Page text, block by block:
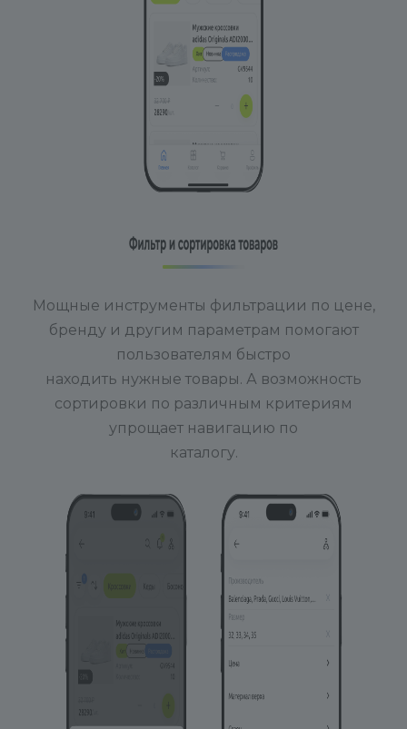
Мощные инструменты фильтрации по цене,
бренду и другим параметрам помогают
пользователям быстро
находить нужные товары. А возможность
сортировки по различным критериям
упрощает навигацию по
каталогу.